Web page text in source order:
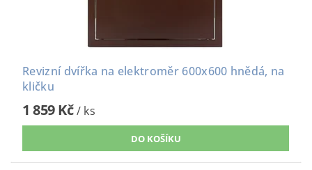
Revizní dvířka na elektroměr 600x600 hnědá, na
kličku
1 859 Kč/ ks